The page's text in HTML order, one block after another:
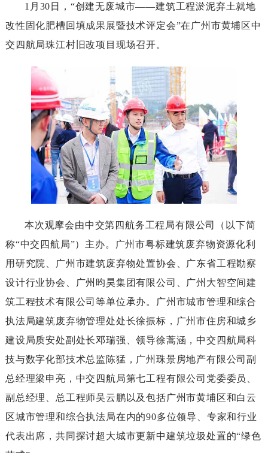
1月30日，“创建无废城市——建筑工程淤泥弃土就地
改性固化肥槽回填成果展暨技术评定会”在广州市黄埔区中
交四航局珠江村旧改项目现场召开。
本次观摩会由中交第四航务工程局有限公司（以下简
称“中交四航局”）主办。广州市粤标建筑废弃物资源化利
用研究院、广州市建筑废弃物处置协会、广东省工程勘察
设计行业协会、广州昀昊集团有限公司、广州大智空间建
筑工程技术有限公司等单位承办。广州市城市管理和综合
执法局建筑废弃物管理处处长徐振标，广州市住房和城乡
建设局质安处副处长邓瑞强、领导徐蒿涵，中交四航局科
技与数字化部技术总监陈猛，广州珠景房地产有限公司副
总经理梁申亮，中交四航局第七工程有限公司党委委员、
副总经理、总工程师吴云鹏以及包括广州市黄埔区和白云
区城市管理和综合执法局在内的90多位领导、专家和行业
代表出席，共同探讨超大城市更新中建筑垃圾处置的“绿色